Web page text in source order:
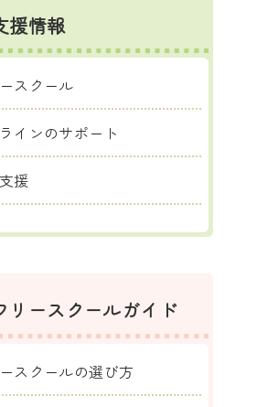
援情報
スクール
インのサポート
援
リースクールガイド
スクールの選び方